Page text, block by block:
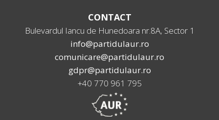
CONTACT
Bulevardul Iancu de Hunedoara nr.8A, Sector 1
info@partidulaur.ro
comunicare@partidulaur.ro
gdpr@partidulaur.ro
+40 770 961 795